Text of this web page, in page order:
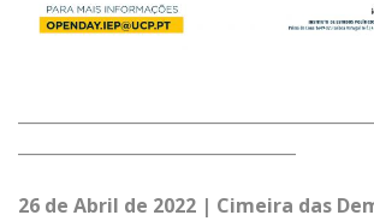
26 de Abril de 2022 | Cimeira das